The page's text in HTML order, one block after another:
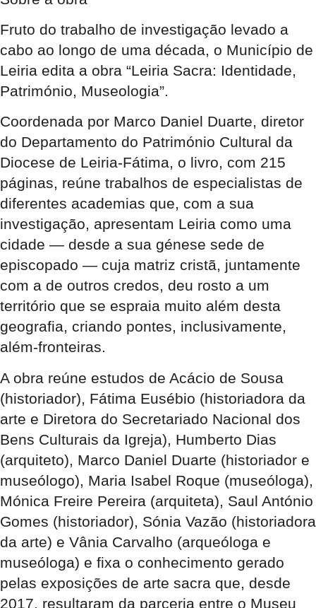
Fruto do trabalho de investigação levado a
cabo ao longo de uma década, o Município de
Leiria edita a obra “Leiria Sacra: Identidade,
Património, Museologia”.
Coordenada por Marco Daniel Duarte, diretor
do Departamento do Património Cultural da
Diocese de Leiria-Fátima, o livro, com 215
páginas, reúne trabalhos de especialistas de
diferentes academias que, com a sua
investigação, apresentam Leiria como uma
cidade — desde a sua génese sede de
episcopado — cuja matriz cristã, juntamente
com a de outros credos, deu rosto a um
território que se espraia muito além desta
geografia, criando pontes, inclusivamente,
além-fronteiras.
A obra reúne estudos de Acácio de Sousa
(historiador), Fátima Eusébio (historiadora da
arte e Diretora do Secretariado Nacional dos
Bens Culturais da Igreja), Humberto Dias
(arquiteto), Marco Daniel Duarte (historiador e
museólogo), Maria Isabel Roque (museóloga),
Mónica Freire Pereira (arquiteta), Saul António
Gomes (historiador), Sónia Vazão (historiadora
da arte) e Vânia Carvalho (arqueóloga e
museóloga) e fixa o conhecimento gerado
pelas exposições de arte sacra que, desde
2017, resultaram da parceria entre o Museu